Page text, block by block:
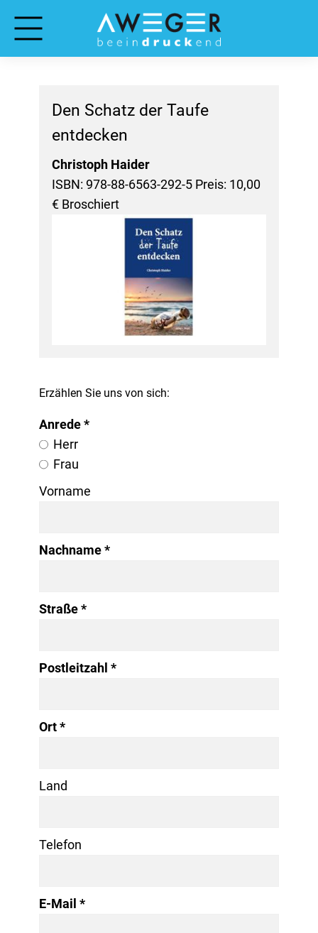
Den Schatz der Taufe
entdecken
Christoph Haider
ISBN: 978-88-6563-292-5 Preis: 10,00
€ Broschiert
Erzählen Sie uns von sich:
Anrede
Herr
Frau
Vorname
Nachname
Straße
Postleitzahl
Ort
Land
Telefon
E-Mail